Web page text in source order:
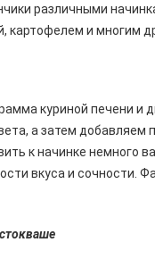
различными
и многим
куриной печени и
а затем добавляем
к начинке немного
вкуса и сочности.